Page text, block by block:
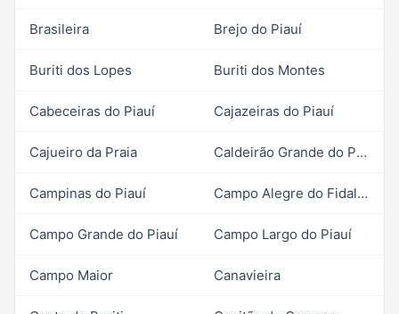
Brasileira Brejo do Piauí
Buriti dos Lopes Buriti dos Montes
Cabeceiras do Piauí Cajazeiras do Piauí
Cajueiro da Praia Caldeirão Grande do Piauí
Campinas do Piauí Campo Alegre do Fidalgo
Campo Grande do Piauí Campo Largo do Piauí
Campo Maior Canavieira